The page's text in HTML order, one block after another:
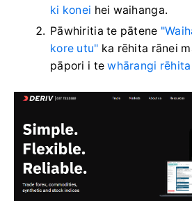
ki konei hei waihanga.
Pāwhiritia te pātene
kore utu" ka rēhita rānei
pāpori i tewhārangi rēhita